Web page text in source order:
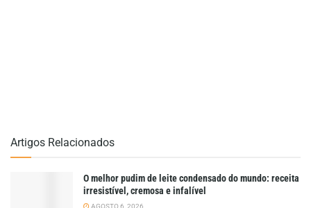
Artigos Relacionados
O melhor pudim de leite condensado do mundo: receita
irresistível, cremosa e infalível
AGOSTO 6, 2026